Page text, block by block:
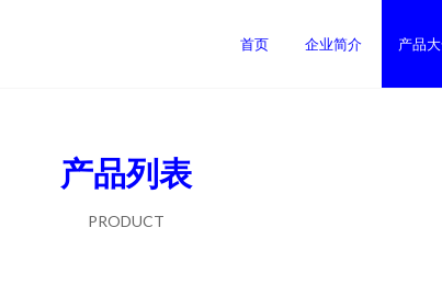
首页 企业简介 产品
产品列表
PRODUCT